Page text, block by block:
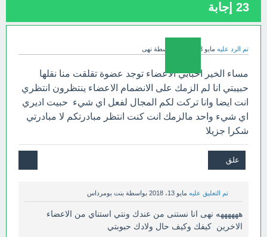
23 إجابة
تم الرد عليه مايو 13، 2018 بواسطة نهى
مساء الخير احبابي الاعضاء توجد عضوة تقلقت منا نقلها
حبيبتي انا لم الزمك على الانضمام الاعضاء ينتظرون انتظري
انت ايضا وانا تركت لكم المجال لفعل اي شيء حبيت اديري
اي شيء واحد مالزمك انت كنت انتظر مبادرتكم لا مبادرتي
شكرا جزيلا
تم التعليق عليه مايو 13، 2018 بواسطة بنت بومرداس
ههههههه نهى انا نستنى من عندك ونتي استناي من الاعضاء
الاخرين كيفك وكيف حال ولادك حبوبتي